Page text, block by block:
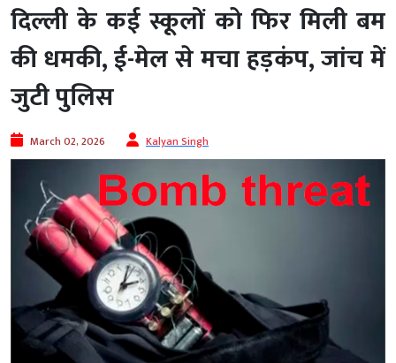
दिल्ली के कई स्कूलों को फिर मिली बम
की धमकी, ई-मेल से मचा हड़कंप, जांच में
जुटी पुलिस
March 02, 2026 Kalyan Singh